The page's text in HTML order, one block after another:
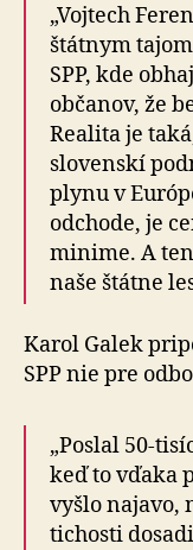
„Vojtech
štátnym
SPP, kde
občanov, že
Realita je
slovenskí
plynu v
odchode, je
minime. A
naše štátne
Karol Galek
SPP nie pre
„Poslal 50-
keď to vďaka
vyšlo najavo,
tichosti